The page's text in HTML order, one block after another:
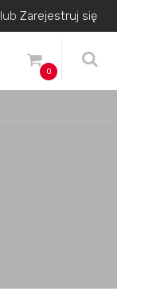
lub Zarejestruj się
0